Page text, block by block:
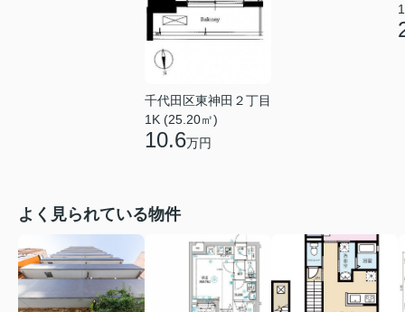
千代田区東神田２丁目
1K (25.20㎡)
10.6万円
よく見られている物件